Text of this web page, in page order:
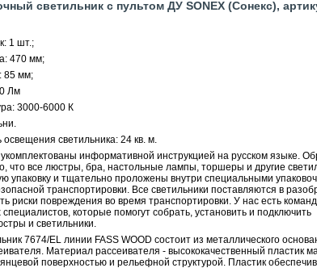
светильник с пультом ДУ SONEX (Сонекс),
1 шт.;
470 мм;
85 мм;
Лм
3000-6000 К
светильника: 24 кв. м.
информативной инструкцией на русском языке.
что все люстры, бра, настольные лампы, торшеры и другие
упаковку и тщательно проложены внутри специальными
транспортировки. Все светильники поставляются в
риски повреждения во время транспортировки. У нас есть
которые помогут собрать, установить и подключить
и светильники.
7674/EL линии FASS WOOD состоит из металлического
Материал рассеивателя - высококачественный пластик
поверхностью и рельефной структурой. Пластик